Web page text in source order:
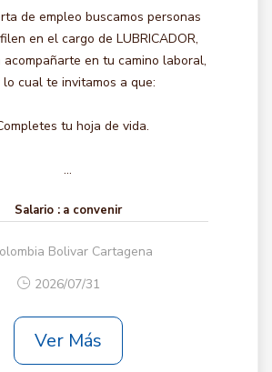
de empleo buscamos personas
en el cargo de LUBRICADOR,
en tu camino laboral,
lo cual te invitamos a que:
tu hoja de vida.
...
Salario : a convenir
Bolivar Cartagena
2026/07/31
Ver Más